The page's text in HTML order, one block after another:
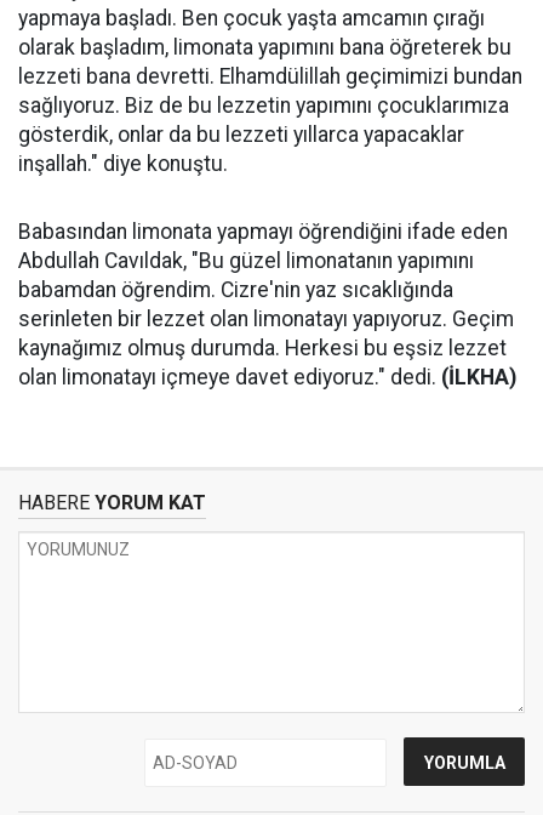
yapmaya başladı. Ben çocuk yaşta amcamın çırağı
olarak başladım, limonata yapımını bana öğreterek bu
lezzeti bana devretti. Elhamdülillah geçimimizi bundan
sağlıyoruz. Biz de bu lezzetin yapımını çocuklarımıza
gösterdik, onlar da bu lezzeti yıllarca yapacaklar
inşallah." diye konuştu.
Babasından limonata yapmayı öğrendiğini ifade eden
Abdullah Cavıldak, "Bu güzel limonatanın yapımını
babamdan öğrendim. Cizre'nin yaz sıcaklığında
serinleten bir lezzet olan limonatayı yapıyoruz. Geçim
kaynağımız olmuş durumda. Herkesi bu eşsiz lezzet
olan limonatayı içmeye davet ediyoruz." dedi. (İLKHA)
HABERE YORUM KAT